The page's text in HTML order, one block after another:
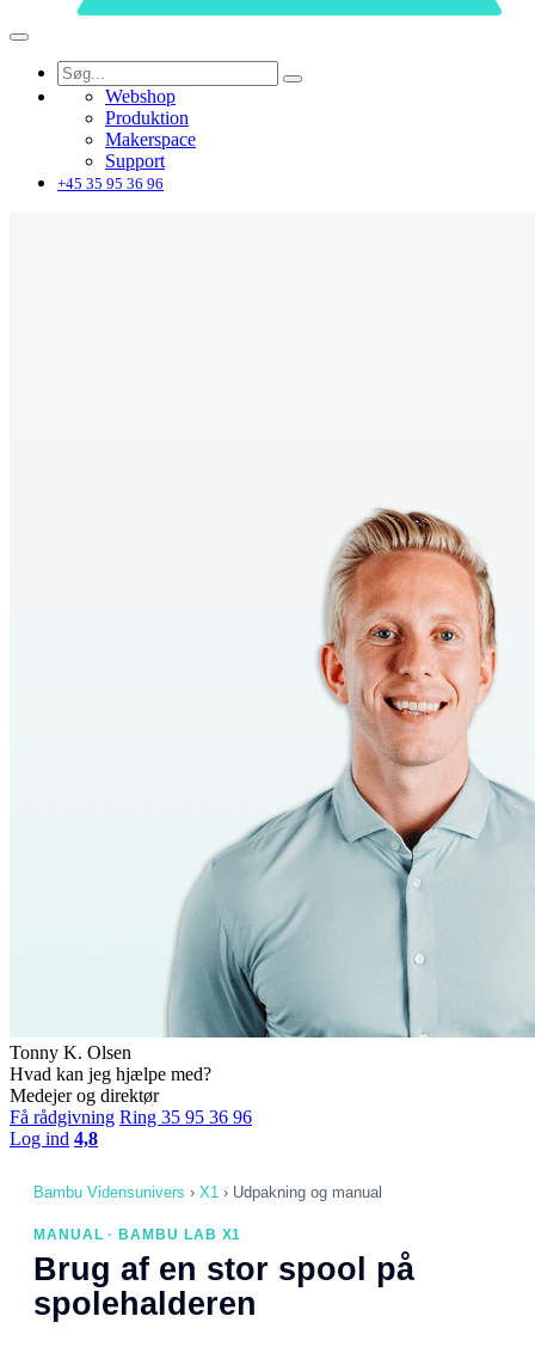
Webshop
Produktion
Makerspace
Support
+45 35 95 36 96
Tonny K. Olsen
Hvad kan jeg hjælpe med?
Medejer og direktør
Få rådgivning Ring 35 95 36 96
Log ind 4,8
Bambu Vidensunivers › X1 › Udpakning og manual
MANUAL · BAMBU LAB X1
Brug af en stor spool på
spolehalderen